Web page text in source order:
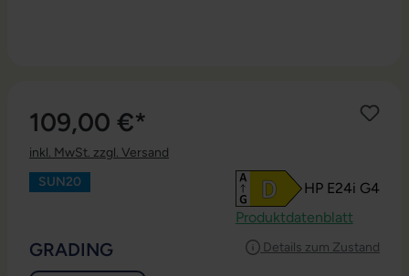
109,00 €*
inkl. MwSt. zzgl. Versand
SUN20
HP E24i G4
Produktdatenblatt
Details zum Zustand
GRADING